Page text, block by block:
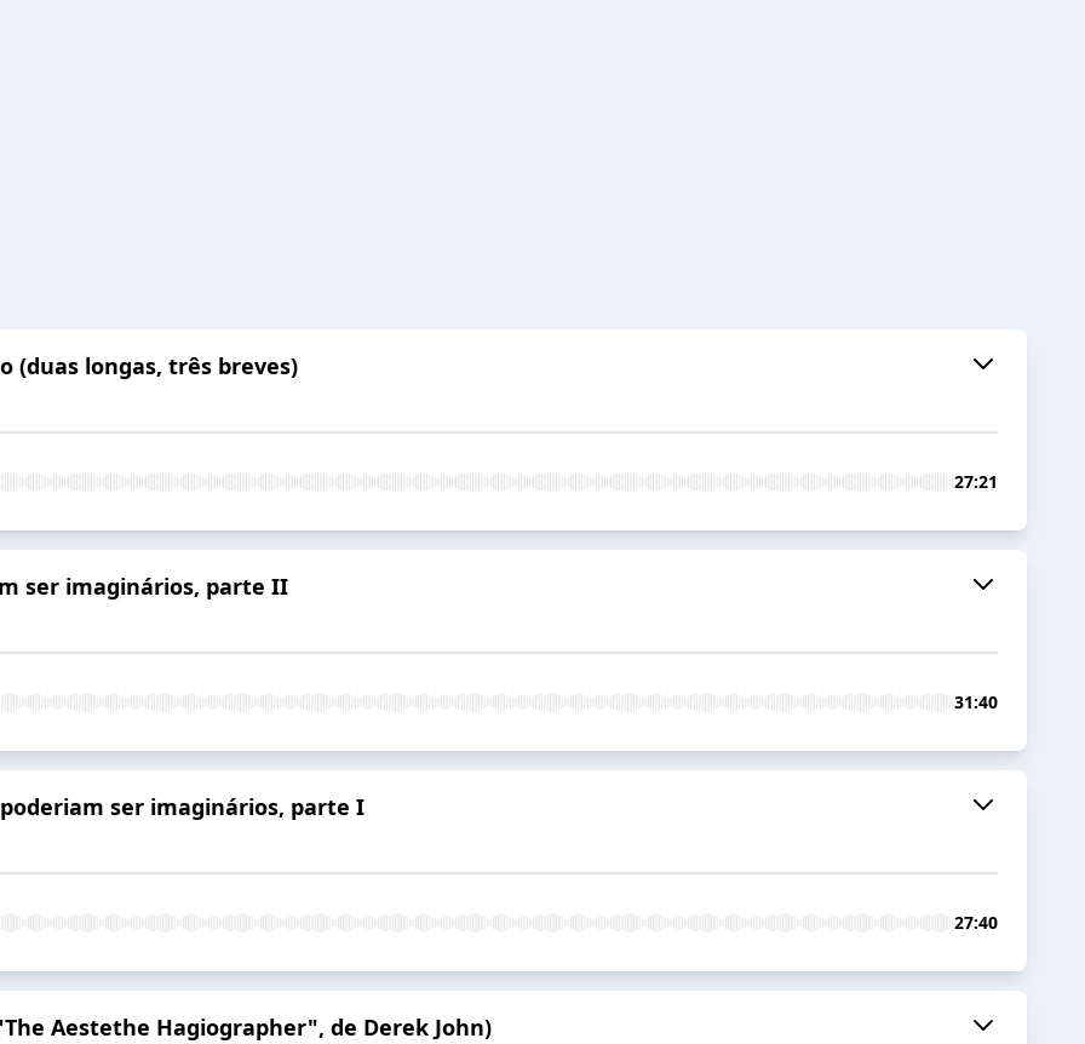
(duas longas, três breves)
27:21
ser imaginários, parte II
31:40
ser imaginários, parte I
27:40
Aestethe Hagiographer", de Derek John)